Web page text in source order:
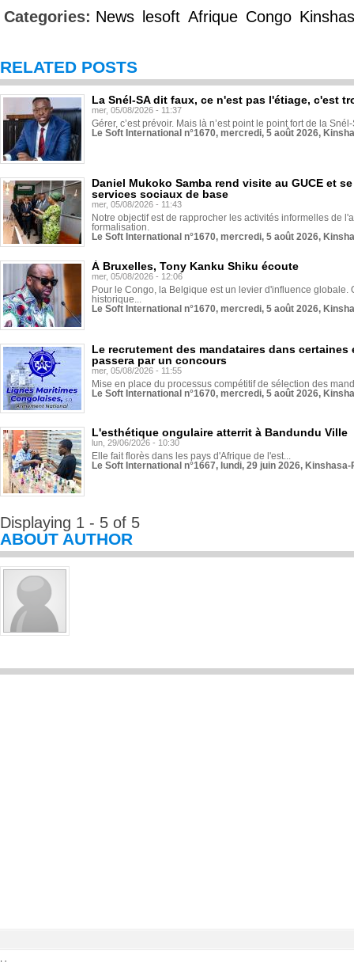
Categories: News lesoft Afrique Congo
RELATED POSTS
La Snél-SA dit faux, ce n'est pas l'étiage, c'est
mer, 05/08/2026 - 11:37
Gérer, c’est prévoir. Mais là n’est point le point fort de la
Le Soft International n°1670, mercredi, 5 août 2026,
Daniel Mukoko Samba rend visite au GUCE et
services sociaux de base
mer, 05/08/2026 - 11:43
Notre objectif est de rapprocher les activités informelles de
formalisation.
Le Soft International n°1670, mercredi, 5 août 2026,
À Bruxelles, Tony Kanku Shiku écoute
mer, 05/08/2026 - 12:06
Pour le Congo, la Belgique est un levier d'influence globale.
historique...
Le Soft International n°1670, mercredi, 5 août 2026,
Le recrutement des mandataires dans
passera par un concours
mer, 05/08/2026 - 11:55
Mise en place du processus compétitif de sélection des
Le Soft International n°1670, mercredi, 5 août 2026,
L'esthétique ongulaire atterrit à Bandundu Ville
lun, 29/06/2026 - 10:30
Elle fait florès dans les pays d'Afrique de l'est...
Le Soft International n°1667, lundi, 29 juin 2026,
Displaying 1 - 5 of 5
ABOUT AUTHOR